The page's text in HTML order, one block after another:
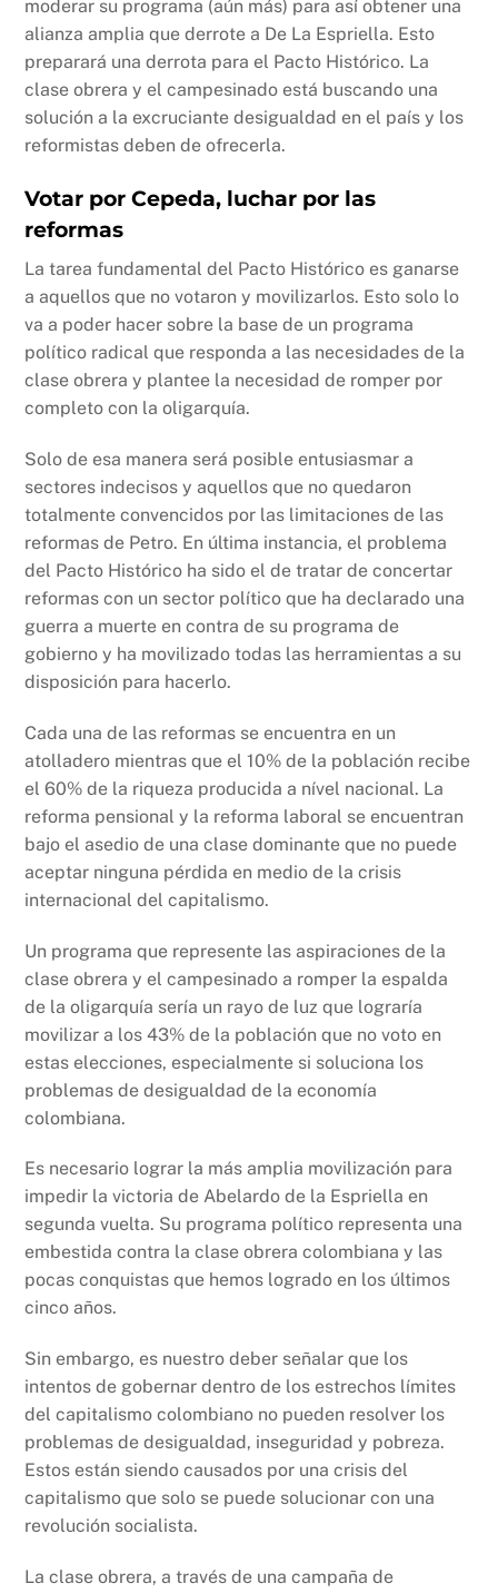
moderar su programa (aún más) para así obtener una
alianza amplia que derrote a De La Espriella. Esto
preparará una derrota para el Pacto Histórico. La
clase obrera y el campesinado está buscando una
solución a la excruciante desigualdad en el país y los
reformistas deben de ofrecerla.
Votar por Cepeda, luchar por las
reformas
La tarea fundamental del Pacto Histórico es ganarse
a aquellos que no votaron y movilizarlos. Esto solo lo
va a poder hacer sobre la base de un programa
político radical que responda a las necesidades de la
clase obrera y plantee la necesidad de romper por
completo con la oligarquía.
Solo de esa manera será posible entusiasmar a
sectores indecisos y aquellos que no quedaron
totalmente convencidos por las limitaciones de las
reformas de Petro. En última instancia, el problema
del Pacto Histórico ha sido el de tratar de concertar
reformas con un sector político que ha declarado una
guerra a muerte en contra de su programa de
gobierno y ha movilizado todas las herramientas a su
disposición para hacerlo.
Cada una de las reformas se encuentra en un
atolladero mientras que el 10% de la población recibe
el 60% de la riqueza producida a nível nacional. La
reforma pensional y la reforma laboral se encuentran
bajo el asedio de una clase dominante que no puede
aceptar ninguna pérdida en medio de la crisis
internacional del capitalismo.
Un programa que represente las aspiraciones de la
clase obrera y el campesinado a romper la espalda
de la oligarquía sería un rayo de luz que lograría
movilizar a los 43% de la población que no voto en
estas elecciones, especialmente si soluciona los
problemas de desigualdad de la economía
colombiana.
Es necesario lograr la más amplia movilización para
impedir la victoria de Abelardo de la Espriella en
segunda vuelta. Su programa político representa una
embestida contra la clase obrera colombiana y las
pocas conquistas que hemos logrado en los últimos
cinco años.
Sin embargo, es nuestro deber señalar que los
intentos de gobernar dentro de los estrechos límites
del capitalismo colombiano no pueden resolver los
problemas de desigualdad, inseguridad y pobreza.
Estos están siendo causados por una crisis del
capitalismo que solo se puede solucionar con una
revolución socialista.
La clase obrera, a través de una campaña de